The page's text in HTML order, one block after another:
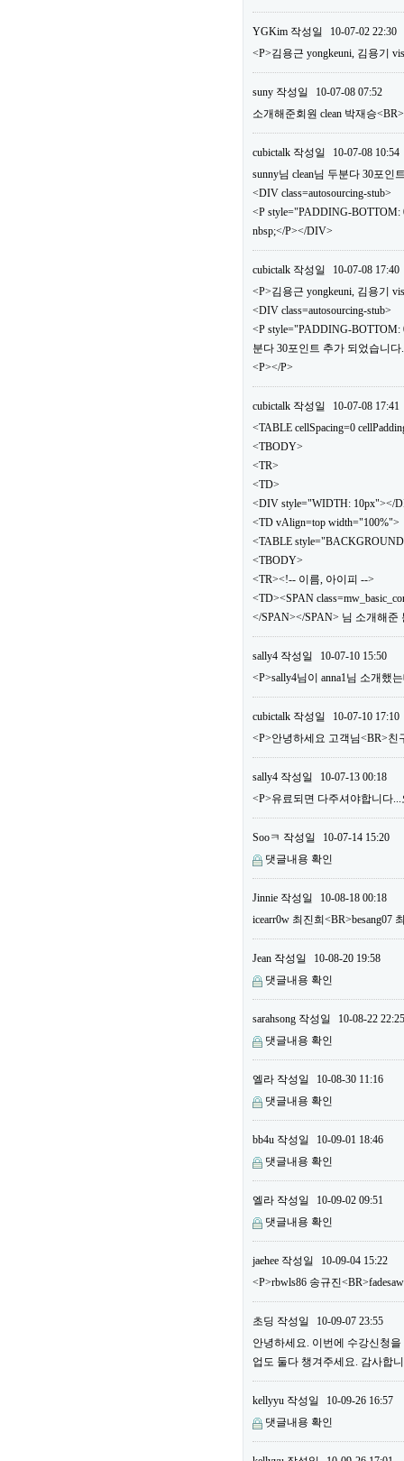
YGKim 작성일
10-07-02 22:30
<P>김용근 yongkeuni, 김용기
suny 작성일
10-07-08 07:52
소개해준회원 clean 박재승
cubictalk 작성일
10-07-08 10:54
sunny님 clean님 두분다 30포
<DIV class=autosourcing-stub>
<P style="PADDING-
nbsp;</P></DIV>
cubictalk 작성일
10-07-08 17:40
<P>김용근 yongkeuni, 김용기
<DIV class=autosourcing-stub>
<P style="PADDING-
분다 30포인트 추가 되었습니
<P></P>
cubictalk 작성일
10-07-08 17:41
<TABLE cellSpacing=0
<TBODY>
<TR>
<TD>
<DIV style="WIDTH: 10px"></
<TD vAlign=top width="100%">
<TABLE style="BACKGROUND:
<TBODY>
<TR><!-- 이름, 아이피 -->
<TD><SPAN
</SPAN></SPAN> 님 소개해
sally4 작성일
10-07-10 15:50
<P>sally4님이 anna1님 소개했
cubictalk 작성일
10-07-10 17:10
<P>안녕하세요 고객님<BR>친
sally4 작성일
10-07-13 00:18
<P>유료되면 다주셔야합니다
Sooㅋ 작성일
10-07-14 15:20
댓글내용 확인
Jinnie 작성일
10-08-18 00:18
icearr0w 최진희<BR>besang07
Jean 작성일
10-08-20 19:58
댓글내용 확인
sarahsong 작성일
10-08-22 22:25
댓글내용 확인
엘라 작성일
10-08-30 11:16
댓글내용 확인
bb4u 작성일
10-09-01 18:46
댓글내용 확인
엘라 작성일
10-09-02 09:51
댓글내용 확인
jaehee 작성일
10-09-04 15:22
<P>rbwls86 송규진
초딩 작성일
10-09-07 23:55
안녕하세요. 이번에 수강신청
업도 둘다 챙겨주세요. 감사합
kellyyu 작성일
10-09-26 16:57
댓글내용 확인